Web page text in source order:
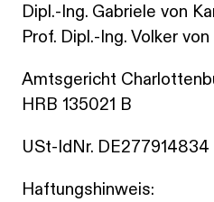
Dipl.-Ing. Gabriele von
Prof. Dipl.-Ing. Volker
Amtsgericht
HRB 135021 B
USt-IdNr. DE277914834
Haftungshinweis: